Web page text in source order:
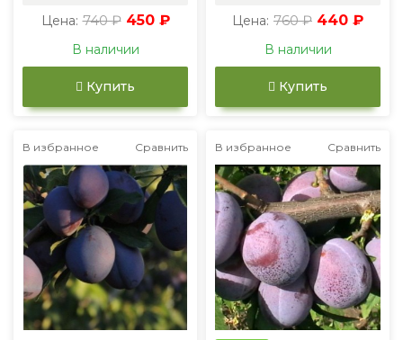
Цена: 740 ₽ 450 ₽
В наличии
Купить
Цена: 760 ₽ 440 ₽
В наличии
Купить
В избранное Сравнить В избранное Сравнить